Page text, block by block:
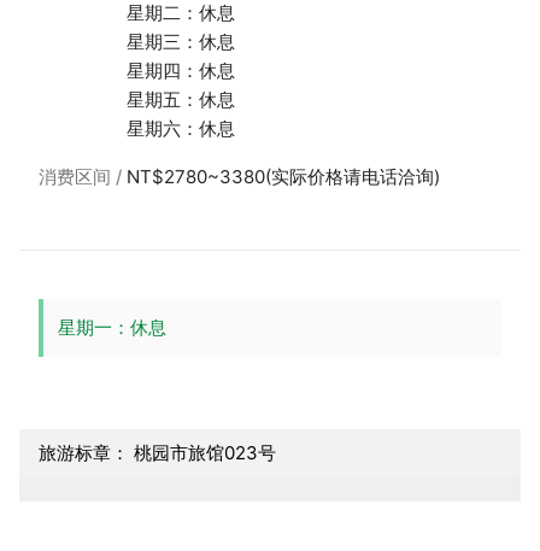
星期二：休息
星期三：休息
星期四：休息
星期五：休息
星期六：休息
消费区间 NT$2780~3380(实际价格请电话洽询)
星期一：休息
旅游标章： 桃园市旅馆023号